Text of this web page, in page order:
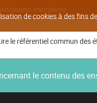
de cookies à des fins
inscriptions
le référentiel commun des
le contenu des